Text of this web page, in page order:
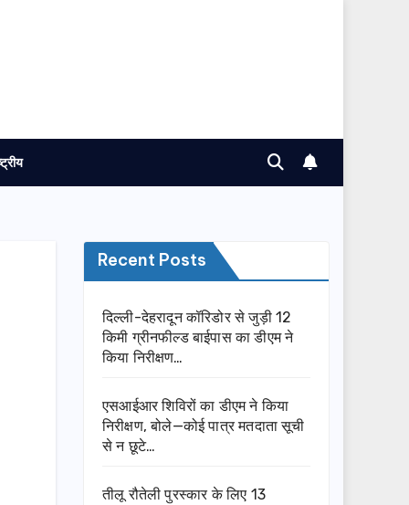
Recent Posts
दिल्ली-देहरादून कॉरिडोर से जुड़ी 12
किमी ग्रीनफील्ड बाईपास का डीएम ने
किया निरीक्षण…
एसआईआर शिविरों का डीएम ने किया
निरीक्षण, बोले—कोई पात्र मतदाता सूची
से न छूटे…
तीलू रौतेली पुरस्कार के लिए 13